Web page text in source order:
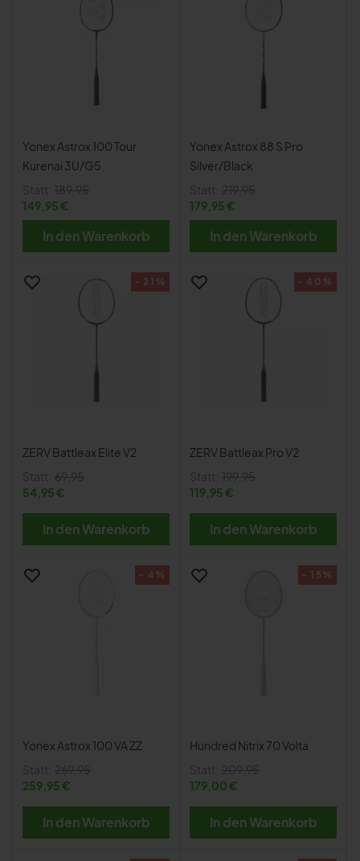
Yonex Astrox 100 Tour
Kurenai 3U/G5
Statt: 189,95
149,95 €
In den Warenkorb
Yonex Astrox 88 S Pro
Silver/Black
Statt: 219,95
179,95 €
In den Warenkorb
- 21%
ZERV Battleax Elite V2
Statt: 69,95
54,95 €
In den Warenkorb
- 40%
ZERV Battleax Pro V2
Statt: 199,95
119,95 €
In den Warenkorb
- 4%
Yonex Astrox 100 VA ZZ
Statt: 269,95
259,95 €
In den Warenkorb
- 15%
Hundred Nitrix 70 Volta
Statt: 209,95
179,00 €
In den Warenkorb